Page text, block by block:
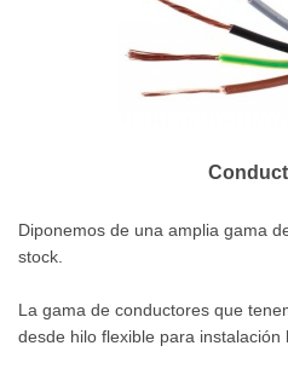
Diponemos de una amplia gama
stock.
La gama de conductores que
desde hilo flexible para instalación